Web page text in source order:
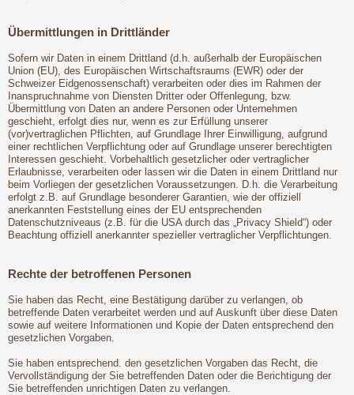
Übermittlungen in Drittländer
Sofern wir Daten in einem Drittland (d.h. außerhalb der Europäischen
Union (EU), des Europäischen Wirtschaftsraums (EWR) oder der
Schweizer Eidgenossenschaft) verarbeiten oder dies im Rahmen der
Inanspruchnahme von Diensten Dritter oder Offenlegung, bzw.
Übermittlung von Daten an andere Personen oder Unternehmen
geschieht, erfolgt dies nur, wenn es zur Erfüllung unserer
(vor)vertraglichen Pflichten, auf Grundlage Ihrer Einwilligung, aufgrund
einer rechtlichen Verpflichtung oder auf Grundlage unserer berechtigten
Interessen geschieht. Vorbehaltlich gesetzlicher oder vertraglicher
Erlaubnisse, verarbeiten oder lassen wir die Daten in einem Drittland nur
beim Vorliegen der gesetzlichen Voraussetzungen. D.h. die Verarbeitung
erfolgt z.B. auf Grundlage besonderer Garantien, wie der offiziell
anerkannten Feststellung eines der EU entsprechenden
Datenschutzniveaus (z.B. für die USA durch das „Privacy Shield“) oder
Beachtung offiziell anerkannter spezieller vertraglicher Verpflichtungen.
Rechte der betroffenen Personen
Sie haben das Recht, eine Bestätigung darüber zu verlangen, ob
betreffende Daten verarbeitet werden und auf Auskunft über diese Daten
sowie auf weitere Informationen und Kopie der Daten entsprechend den
gesetzlichen Vorgaben.
Sie haben entsprechend. den gesetzlichen Vorgaben das Recht, die
Vervollständigung der Sie betreffenden Daten oder die Berichtigung der
Sie betreffenden unrichtigen Daten zu verlangen.